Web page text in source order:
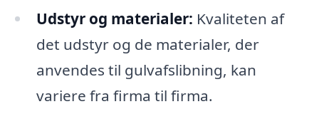
Udstyr og materialer: Kvaliteten af
det udstyr og de materialer, der
anvendes til gulvafslibning, kan
variere fra firma til firma.